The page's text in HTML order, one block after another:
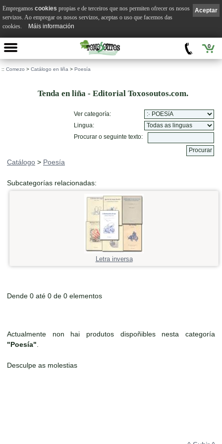
0
:: Comezo > Catálogo en liña > Poesía
Tenda en liña - Editorial Toxosoutos.com.
Ver categoría:
Lingua:
Procurar o seguinte texto:
Catálogo > Poesía
Subcategorías relacionadas:
Letra inversa
Dende 0 até 0 de 0 elementos
Actualmente non hai produtos dispoñibles nesta categoría
"Poesía"
Desculpe as molestias
Aceptar
Empregamos cookies propias e de terceiros que nos permiten ofrecer os nosos
servizos. Ao empregar os nosos servizos, aceptas o uso que facemos das
cookies.
Máis información